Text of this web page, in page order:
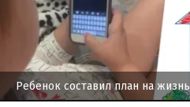
Ребенок составил план на жизнь